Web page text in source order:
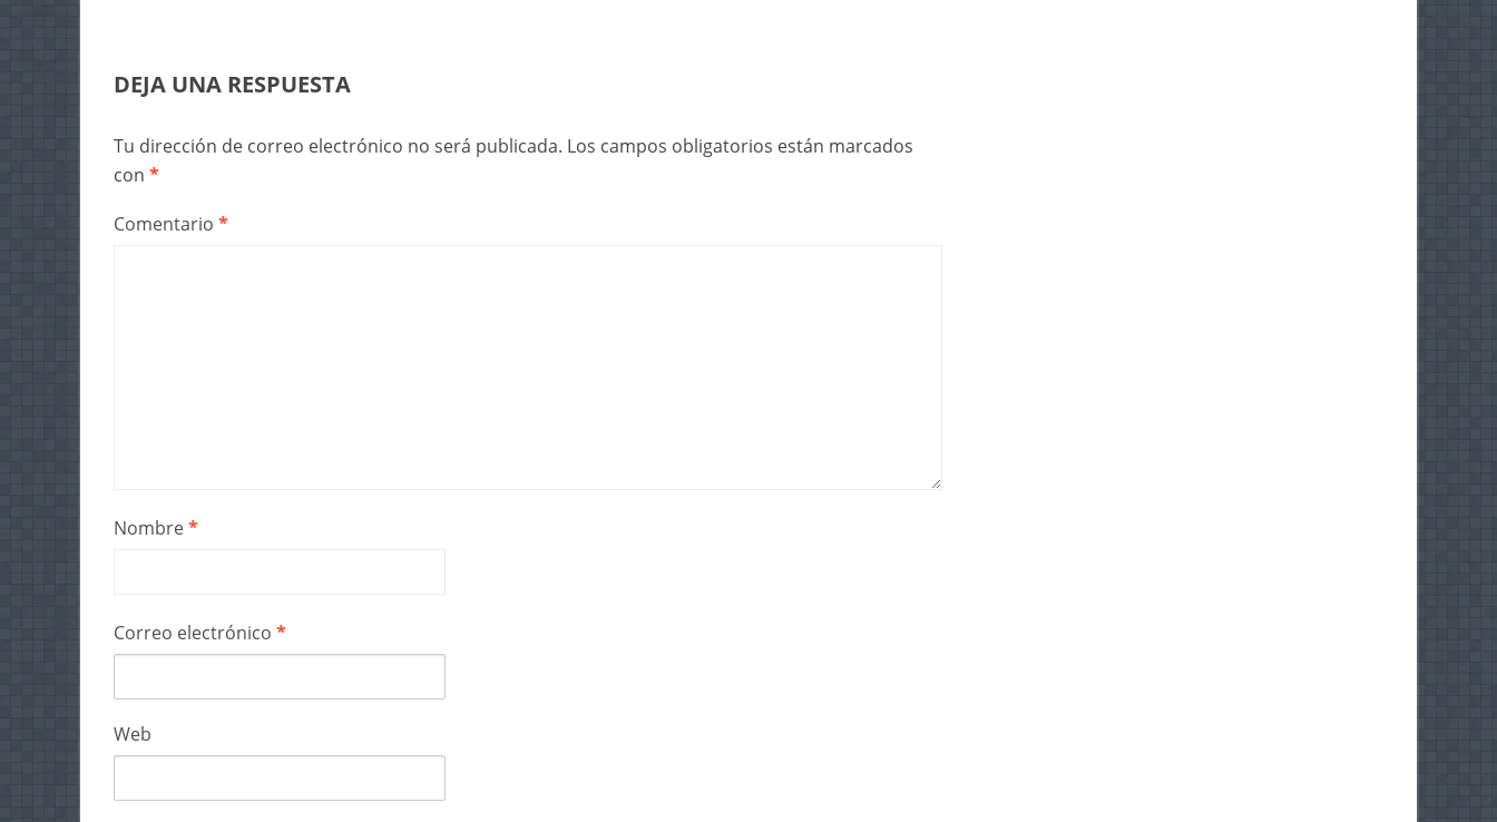
DEJA UNA RESPUESTA
Tu dirección de correo electrónico no será publicada. Los campos obligatorios están marcados
con *
Comentario *
Nombre*
Correo electrónico *
Web